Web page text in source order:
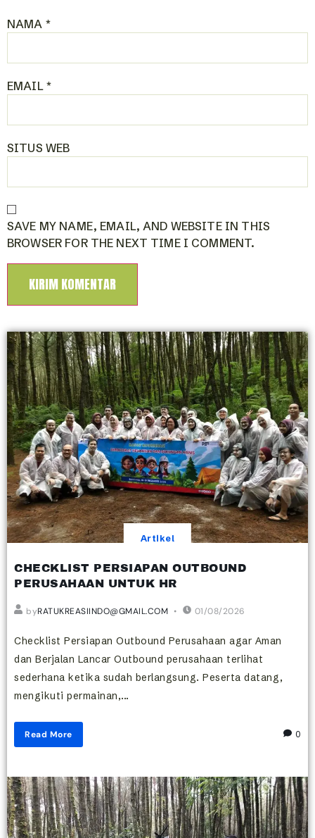
NAMA *
EMAIL *
SITUS WEB
SAVE MY NAME, EMAIL, AND WEBSITE IN THIS
BROWSER FOR THE NEXT TIME I COMMENT.
Artikel
CHECKLIST PERSIAPAN OUTBOUND
PERUSAHAAN UNTUK HR
byRATUKREASIINDO@GMAIL.COM 01/08/2026
Checklist Persiapan Outbound Perusahaan agar Aman
dan Berjalan Lancar Outbound perusahaan terlihat
sederhana ketika sudah berlangsung. Peserta datang,
mengikuti permainan,...
Read More 0